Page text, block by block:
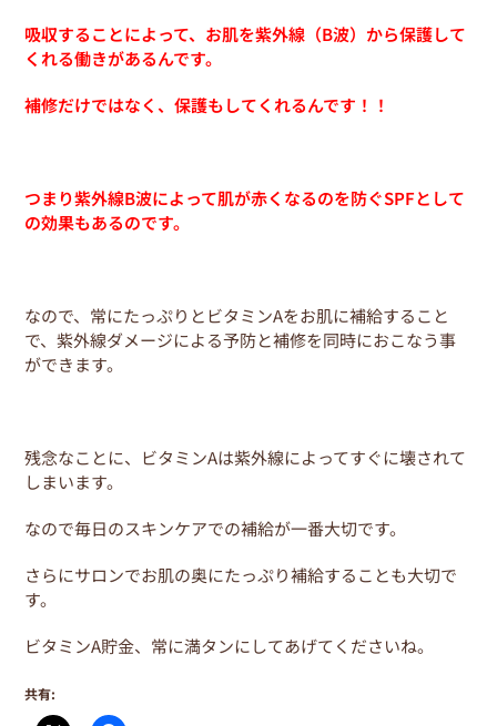
吸収することによって、お肌を紫外線（B波）から保護して
くれる働きがあるんです。
補修だけではなく、保護もしてくれるんです！！
つまり紫外線B波によって肌が赤くなるのを防ぐSPFとして
の効果もあるのです。
なので、常にたっぷりとビタミンAをお肌に補給すること
で、紫外線ダメージによる予防と補修を同時におこなう事
ができます。
残念なことに、ビタミンAは紫外線によってすぐに壊されて
しまいます。
なので毎日のスキンケアでの補給が一番大切です。
さらにサロンでお肌の奥にたっぷり補給することも大切で
す。
ビタミンA貯金、常に満タンにしてあげてくださいね。
共有: